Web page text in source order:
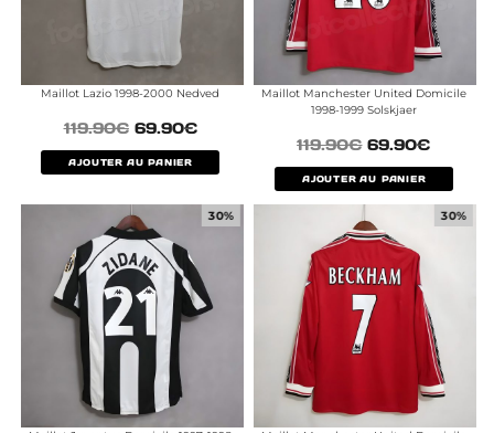
Maillot Lazio 1998-2000 Nedved
119.90€ 69.90€
AJOUTER AU PANIER
Maillot Manchester United Domicile
1998-1999 Solskjaer
119.90€ 69.90€
AJOUTER AU PANIER
30% 30%